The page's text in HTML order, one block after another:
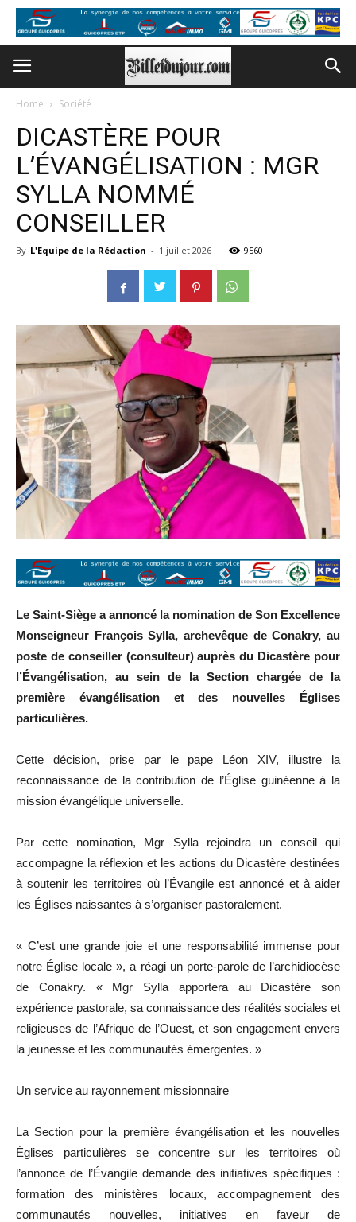
Home Société
DICASTÈRE POUR
L’ÉVANGÉLISATION : MGR
SYLLA NOMMÉ
CONSEILLER
By L'Equipe de la Rédaction - 1 juillet 2026 9560
Le Saint-Siège a annoncé la nomination de Son Excellence
Monseigneur François Sylla, archevêque de Conakry, au
poste de conseiller (consulteur) auprès du Dicastère pour
l’Évangélisation, au sein de la Section chargée de la
première évangélisation et des nouvelles Églises
particulières.
Cette décision, prise par le pape Léon XIV, illustre la
reconnaissance de la contribution de l’Église guinéenne à la
mission évangélique universelle.
Par cette nomination, Mgr Sylla rejoindra un conseil qui
accompagne la réflexion et les actions du Dicastère destinées
à soutenir les territoires où l’Évangile est annoncé et à aider
les Églises naissantes à s’organiser pastoralement.
« C’est une grande joie et une responsabilité immense pour
notre Église locale », a réagi un porte-parole de l’archidiocèse
de Conakry. « Mgr Sylla apportera au Dicastère son
expérience pastorale, sa connaissance des réalités sociales et
religieuses de l’Afrique de l’Ouest, et son engagement envers
la jeunesse et les communautés émergentes. »
Un service au rayonnement missionnaire
La Section pour la première évangélisation et les nouvelles
Églises particulières se concentre sur les territoires où
l’annonce de l’Évangile demande des initiatives spécifiques :
formation des ministères locaux, accompagnement des
communautés nouvelles, initiatives en faveur de